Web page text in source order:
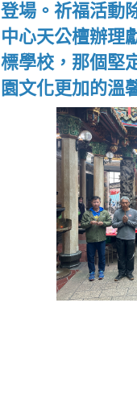
登場。祈福活動
中心天公檀辦理
標學校，那個堅
園文化更加的溫